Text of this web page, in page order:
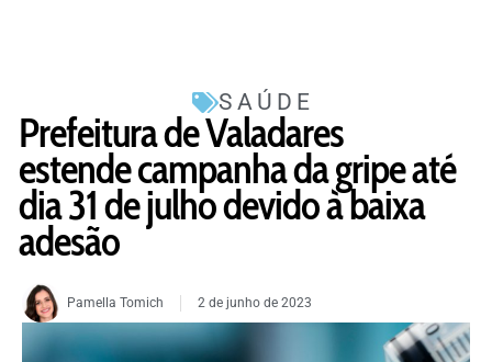
SAÚDE
Prefeitura de Valadares
estende campanha da gripe até
dia 31 de julho devido à baixa
adesão
Pamella Tomich 2 de junho de 2023